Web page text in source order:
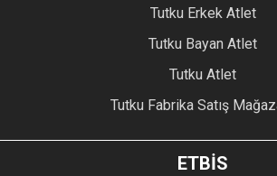
Tutku Erkek Atlet
Tutku Bayan Atlet
Tutku Atlet
Tutku Fabrika Satış
ETBİS